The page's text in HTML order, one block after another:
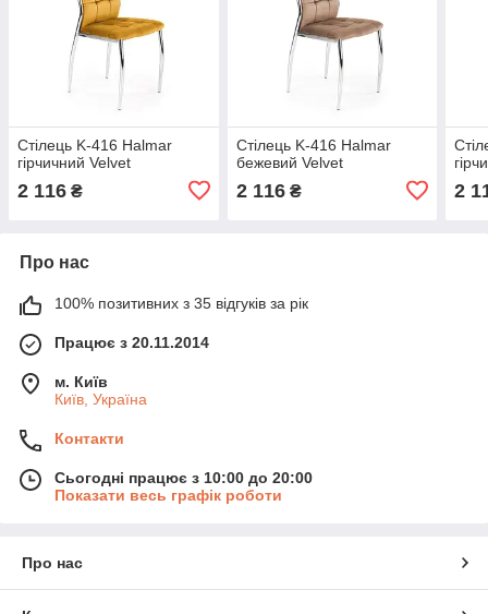
Стілець K-416 Halmar
гірчичний Velvet
2 116 ₴
Стілець K-416 Halmar
бежевий Velvet
2 116₴ 2
Про нас
100% позитивних з 35 відгуків за рік
Працює з 20.11.2014
м. Київ
Київ, Україна
Контакти
Сьогодні працює з 10:00 до 20:00
Показати весь графік роботи
Про нас